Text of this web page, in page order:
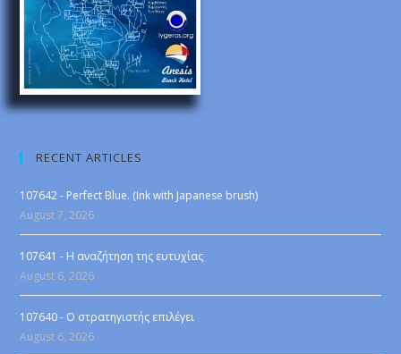
RECENT ARTICLES
107642 - Perfect Blue. (Ink with Japanese brush)
August 7, 2026
107641 - Η αναζήτηση της ευτυχίας
August 6, 2026
107640 - Ο στρατηγιστής επιλέγει
August 6, 2026